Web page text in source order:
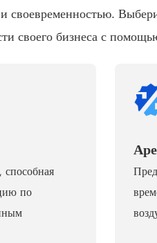
своевременностью.
своего бизнеса с
способная
по